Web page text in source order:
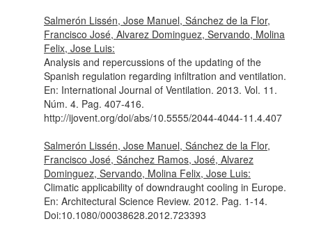
Salmerón Lissén, Jose Manuel, Sánchez de la Flor,
Francisco José, Alvarez Dominguez, Servando, Molina
Felix, Jose Luis:
Analysis and repercussions of the updating of the
Spanish regulation regarding infiltration and ventilation.
En: International Journal of Ventilation. 2013. Vol. 11.
Núm. 4. Pag. 407-416.
http://ijovent.org/doi/abs/10.5555/2044-4044-11.4.407
Salmerón Lissén, Jose Manuel, Sánchez de la Flor,
Francisco José, Sánchez Ramos, José, Alvarez
Dominguez, Servando, Molina Felix, Jose Luis:
Climatic applicability of downdraught cooling in Europe.
En: Architectural Science Review. 2012. Pag. 1-14.
Doi:10.1080/00038628.2012.723393